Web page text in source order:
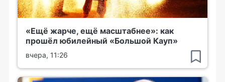
«Ещё жарче, ещё масштабнее»: как
прошёл юбилейный «Большой Кауп»
вчера, 11:26